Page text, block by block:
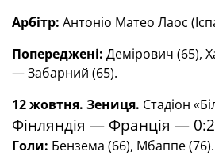
Арбітр: Антоніо Матео Лаос
Попереджені: Демірович (65),
— Забарний (65).
12 жовтня. Зениця. Стадіон
Фінляндія — Франція — 0:2
Голи: Бензема (66), Мбаппе (76).